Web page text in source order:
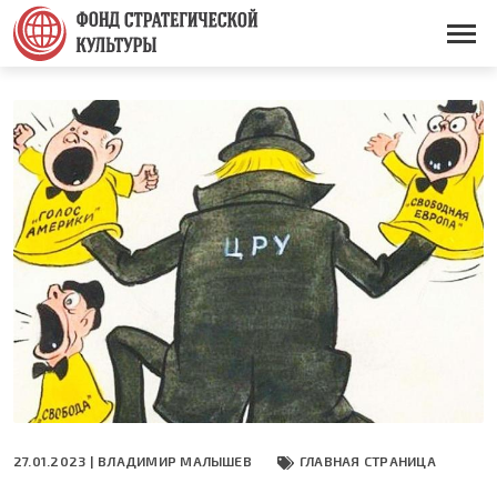
Перейти
основному
содержанию
Основная
27.01.2023 | ВЛАДИМИР МАЛЫШЕВ ГЛАВНАЯ СТРАНИЦА